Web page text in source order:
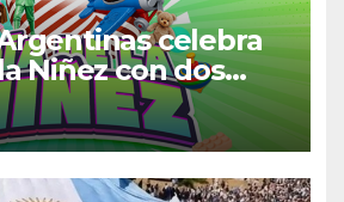
celebra
Niñez con dos
juegos,
y actividades
familia